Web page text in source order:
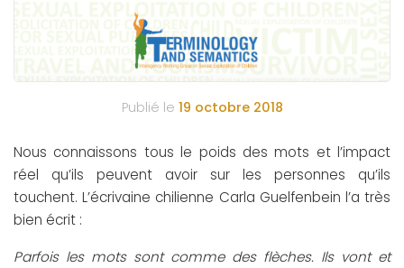
Publié le 19 octobre 2018
Nous connaissons tous le poids des mots et l’impact
réel qu’ils peuvent avoir sur les personnes qu’ils
touchent. L’écrivaine chilienne Carla Guelfenbein l’a très
bien écrit :
Parfois les mots sont comme des flèches. Ils vont et